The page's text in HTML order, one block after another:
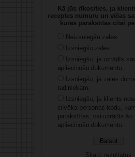
Kā jūs rīkosities, ja
receptes numuru un vēlas
kuras parakstītas citai
Neizsniegšu zāles.
Izsniegšu zāles.
Izsniegšu, ja uzrādīs
apliecinošu dokumentu.
Izsniegšu, ja zāles
radiniekam.
Izsniegšu, ja klients
cilvēka personas kodu,
parakstītas, vai uzrādīs šo
apliecinošu dokumentu.
Skatīt rezultātus